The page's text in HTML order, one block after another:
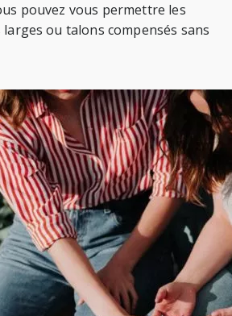
pouvez vous permettre les
ou talons compensés sans